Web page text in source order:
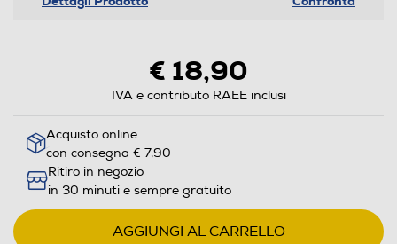
€ 18,90
IVA e contributo RAEE inclusi
Acquisto online
con consegna € 7,90
Ritiro in negozio
in 30 minuti e sempre gratuito
AGGIUNGI AL CARRELLO